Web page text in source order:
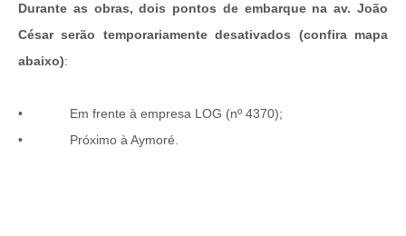
Durante as obras, dois pontos de embarque na av. João
César serão temporariamente desativados (confira mapa
abaixo):
• Em frente à empresa LOG (nº 4370);
• Próximo à Aymoré.